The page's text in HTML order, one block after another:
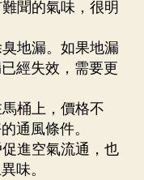
聞的氣味，很明
地漏。如果地漏
經失效，需要更
桶上，價格不
通風條件。
進空氣流通，也
味。